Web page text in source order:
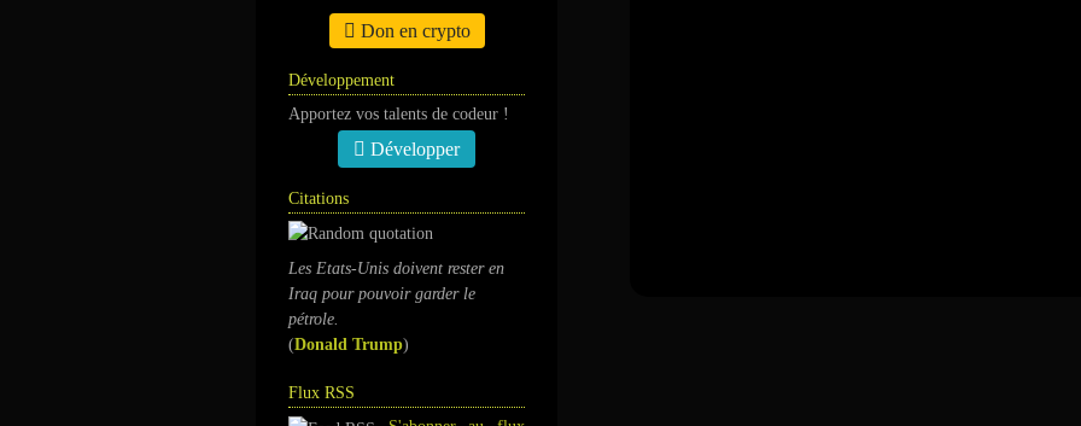
Don en crypto
Développement
Apportez vos talents de codeur !
Développer
Citations
Les Etats-Unis doivent rester en
Iraq pour pouvoir garder le
pétrole.
(Donald Trump)
Flux RSS